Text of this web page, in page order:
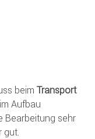
beim Transport
Aufbau
Bearbeitung sehr
gut.